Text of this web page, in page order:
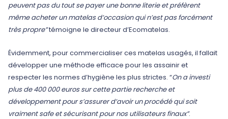
peuvent pas du tout se payer une bonne literie et préfèrent
même acheter un matelas d’occasion qui n’est pas forcément
très propre”témoigne le directeur d’Ecomatelas.
Évidemment, pour commercialiser ces matelas usagés, il fallait
développer une méthode efficace pour les assainir et
respecter les normes d’hygiène les plus strictes. “On a investi
plus de 400 000 euros sur cette partie recherche et
développement pour s’assurer d’avoir un procédé qui soit
vraiment safe et sécurisant pour nos utilisateurs finaux”.